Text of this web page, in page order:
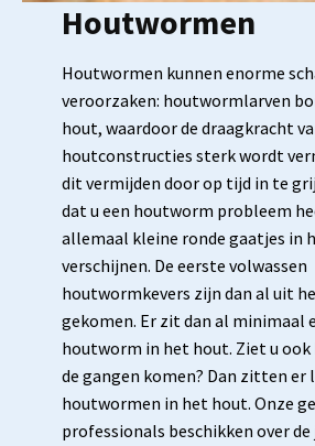
Houtwormen
Houtwormen kunnen enorme
veroorzaken: houtwormlarven
hout, waardoor de draagkracht
houtconstructies sterk wordt
dit vermijden door op tijd in te
dat u een houtworm probleem
allemaal kleine ronde gaatjes in
verschijnen. De eerste volwassen
houtwormkevers zijn dan al uit
gekomen. Er zit dan al minimaal
houtworm in het hout. Ziet u
de gangen komen? Dan zitten er
houtwormen in het hout. Onze
professionals beschikken over